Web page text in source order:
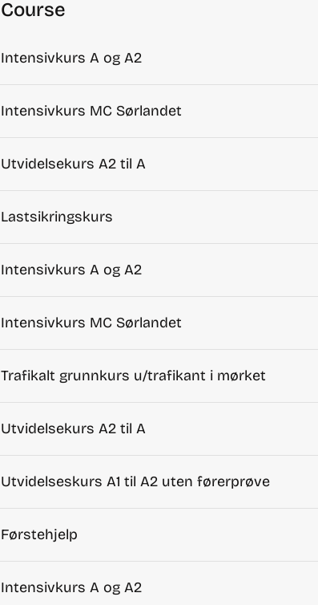
Course
Intensivkurs A og A2
Intensivkurs MC Sørlandet
Utvidelsekurs A2 til A
Lastsikringskurs
Intensivkurs A og A2
Intensivkurs MC Sørlandet
Trafikalt grunnkurs u/trafikant i mørket
Utvidelsekurs A2 til A
Utvidelseskurs A1 til A2 uten førerprøve
Førstehjelp
Intensivkurs A og A2